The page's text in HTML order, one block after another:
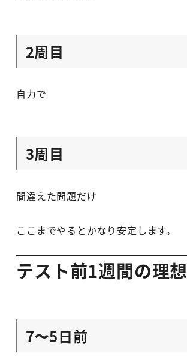
2周目
自力で
3周目
間違えた問題だけ
ここまでやるとかなり安定します。
テスト前1週間の理想
7〜5日前